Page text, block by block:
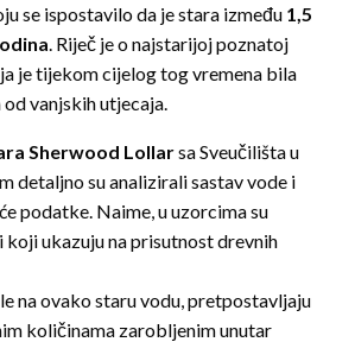
se ispostavilo da je stara između 1,5
. Riječ je o najstarijoj poznatoj
je tijekom cijelog tog vremena bila
vanjskih utjecaja.
Sherwood Lollarsa Sveučilišta u
detaljno su analizirali sastav vode i
podatke. Naime, u uzorcima su
ukazuju na prisutnost drevnih
na ovako staru vodu, pretpostavljaju
količinama zarobljenim unutar